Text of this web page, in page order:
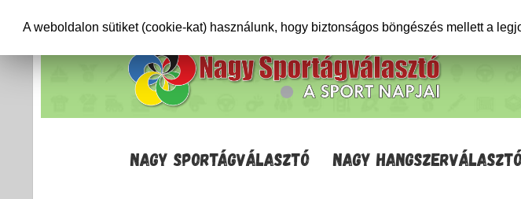
NAGY SPORTÁGVÁLASZTÓ NAGY
A weboldalon sütiket (cookie-kat) használunk, hogy biztonságos böngészés mellett a